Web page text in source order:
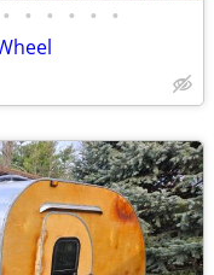
• • • • • •